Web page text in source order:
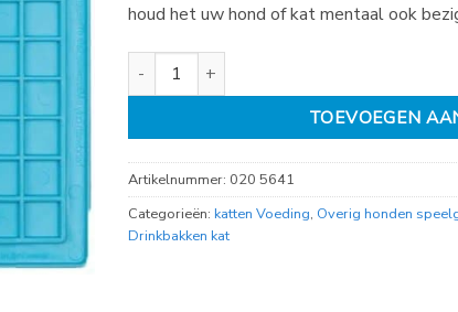
houd het uw hond of kat mentaal ook
Lickimat Playdate 20cm aantal
TOEVOEGEN
Artikelnummer: 020 5641
Categorieën: katten Voeding, Overig honden
Drinkbakken kat